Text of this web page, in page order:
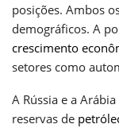
posições. Ambos
demográficos. A
crescimento
setores como
A Rússia e a
reservas de